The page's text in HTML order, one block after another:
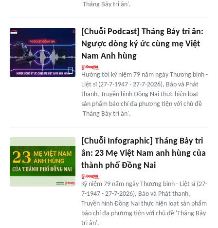
'Tháng Bảy tri ân'.
[Chuỗi Podcast] Tháng Bảy tri ân:
Ngược dòng ký ức cùng mẹ Việt
Nam Anh hùng
Hướng tới kỷ niệm 79 năm ngày Thương binh -
Liệt sĩ (27-7-1947 - 27-7-2026), Báo và Phát
thanh, Truyền hình Đồng Nai thực hiện loạt
sản phẩm báo chí đa phương tiện với chủ đề
'Tháng Bảy tri ân'.
[Chuỗi Infographic] Tháng Bảy tri
ân: 23 Mẹ Việt Nam anh hùng của
thành phố Đồng Nai
Kỷ niệm 79 năm ngày Thương binh - Liệt sĩ (27-
7-1947 - 27-7-2026), Báo và Phát thanh,
Truyền hình Đồng Nai thực hiện loạt sản phẩm
báo chí đa phương tiện với chủ đề 'Tháng Bảy
tri ân'.